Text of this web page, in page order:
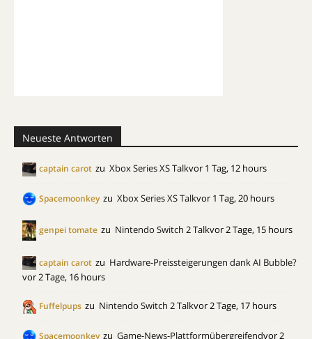
Neueste Antworten
captain carot zu Xbox Series XS Talkvor 1 Tag, 12 hours
Spacemoonkey zu Xbox Series XS Talkvor 1 Tag, 20 hours
genpei tomate zu Nintendo Switch 2 Talkvor 2 Tage, 15 hours
captain carot zu Hardware-Preissteigerungen dank AI Bubble?
vor 2 Tage, 16 hours
Fuffelpups zu Nintendo Switch 2 Talkvor 2 Tage, 17 hours
Spacemoonkey zu Game-News-Plattformübergreifendvor 2